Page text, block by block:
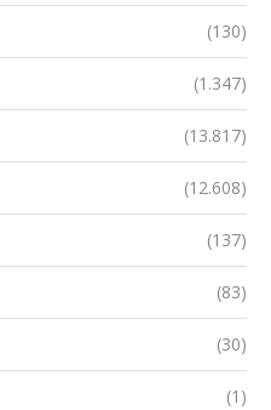
(130)
(1.347)
(13.817)
(12.608)
(137)
(83)
(30)
(1)